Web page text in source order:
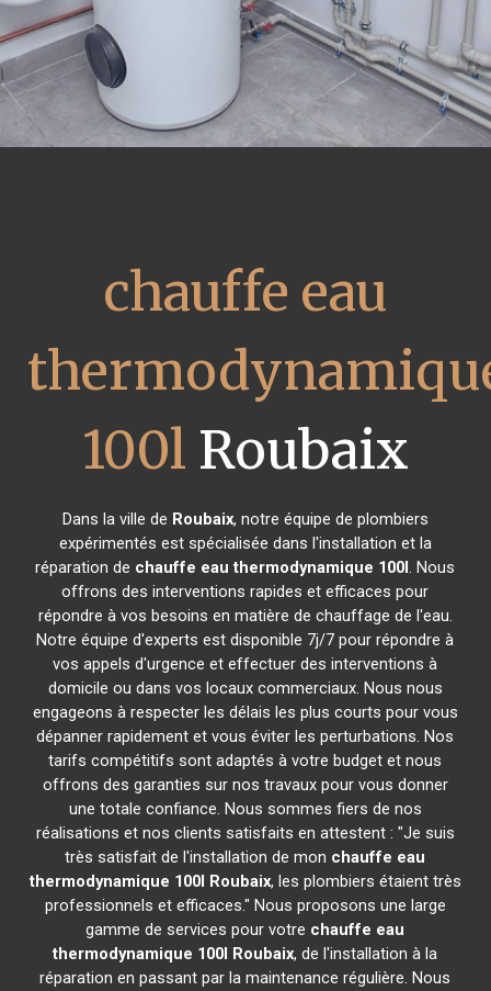
chauffe eau
100l Roubaix
Dans la ville de Roubaix, notre équipe de plombiers
expérimentés est spécialisée dans l'installation et la
réparation de chauffe eau thermodynamique 100l. Nous
offrons des interventions rapides et efficaces pour
répondre à vos besoins en matière de chauffage de l'eau.
Notre équipe d'experts est disponible 7j/7 pour répondre à
vos appels d'urgence et effectuer des interventions à
domicile ou dans vos locaux commerciaux. Nous nous
engageons à respecter les délais les plus courts pour vous
dépanner rapidement et vous éviter les perturbations. Nos
tarifs compétitifs sont adaptés à votre budget et nous
offrons des garanties sur nos travaux pour vous donner
une totale confiance. Nous sommes fiers de nos
réalisations et nos clients satisfaits en attestent : "Je suis
très satisfait de l'installation de mon chauffe eau
thermodynamique 100l Roubaix, les plombiers étaient très
professionnels et efficaces." Nous proposons une large
gamme de services pour votre chauffe eau
thermodynamique 100l Roubaix, de l'installation à la
réparation en passant par la maintenance régulière. Nous